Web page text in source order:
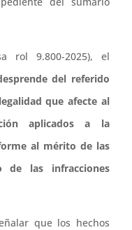
rol 9.800-2025), el
del referido
que afecte al
aplicados a la
al mérito de las
de las infracciones
que los hechos